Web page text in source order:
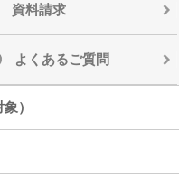
資料請求
よくあるご質問
）